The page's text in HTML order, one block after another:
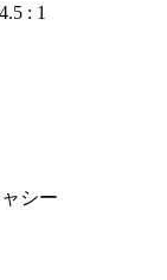
: 1
シー